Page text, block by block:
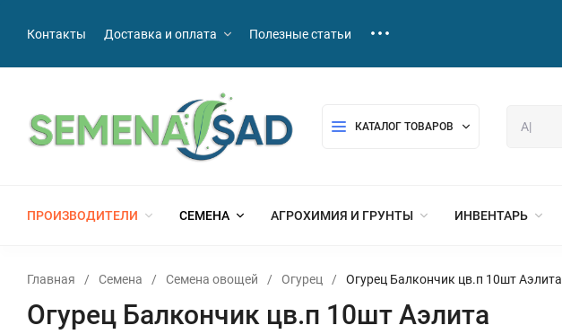
Контакты Доставка и оплата Полезные статьи
КАТАЛОГ ТОВАРОВ
ПРОИЗВОДИТЕЛИ СЕМЕНА АГРОХИМИЯ И ГРУНТЫ ИНВЕНТАРЬ
Главная / Семена / Семена овощей / Огурец / Огурец Балкончик цв.п 10шт Аэлита
Огурец Балкончик цв.п 10шт Аэлита